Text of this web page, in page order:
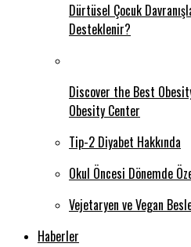
Dürtüsel Çocuk
Desteklenir?
Discover the Best
Obesity Center
Tip-2 Diyabet Hakkında
Okul Öncesi Dönemde
Vejetaryen ve Vegan
Haberler